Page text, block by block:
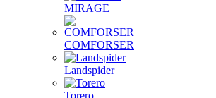
MIRAGE
COMFORSER
Landspider
Torero